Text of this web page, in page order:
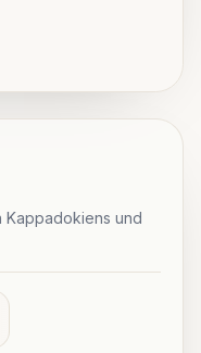
und